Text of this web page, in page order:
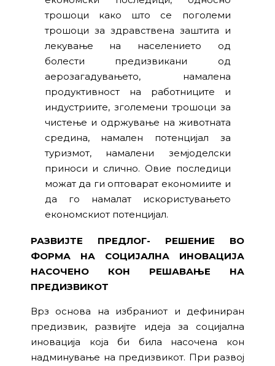
трошоци како што се поголеми
трошоци за здравствена заштита и
лекување на населението од
болести предизвикани од
аерозагадувањето, намалена
продуктивност на работниците и
индустриите, зголемени трошоци за
чистење и одржување на животната
средина, намален потенцијал за
туризмот, намалени земјоделски
приноси и слично. Овие последици
можат да ги оптоварат економиите и
да го намалат искористувањето
економскиот потенцијал.
РАЗВИЈТЕ ПРЕДЛОГ- РЕШЕНИЕ ВО
ФОРМА НА СОЦИЈАЛНА ИНОВАЦИЈА
НАСОЧЕНО КОН РЕШАВАЊЕ НА
ПРЕДИЗВИКОТ
Врз основа на избраниот и дефиниран
предизвик, развијте идеја за социјална
иновација која би била насочена кон
надминување на предизвикот. При развој